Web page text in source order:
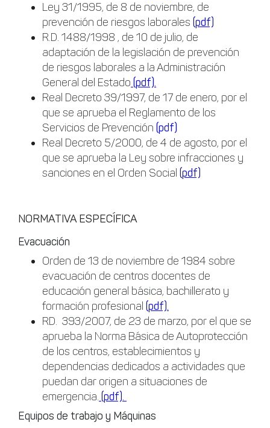
Ley 31/1995, de 8 de noviembre, de
prevención de riesgos laborales (pdf)
R.D. 1488/1998 , de 10 de julio, de
adaptación de la legislación de prevención
de riesgos laborales a la Administración
General del Estado (pdf).
Real Decreto 39/1997, de 17 de enero, por el
que se aprueba el Reglamento de los
Servicios de Prevención (pdf)
Real Decreto 5/2000, de 4 de agosto, por el
que se aprueba la Ley sobre infracciones y
sanciones en el Orden Social (pdf)
NORMATIVA ESPECÍFICA
Evacuación
Orden de 13 de noviembre de 1984 sobre
evacuación de centros docentes de
educación general básica, bachillerato y
formación profesional (pdf).
RD. 393/2007, de 23 de marzo, por el que se
aprueba la Norma Básica de Autoprotección
de los centros, establecimientos y
dependencias dedicados a actividades que
puedan dar origen a situaciones de
emergencia. (pdf).
Equipos de trabajo y Máquinas